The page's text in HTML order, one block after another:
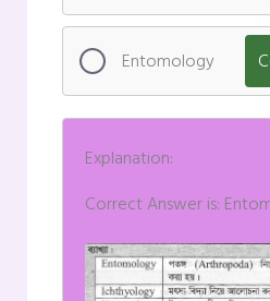
Entomology
Explanation:
Correct Answer is: